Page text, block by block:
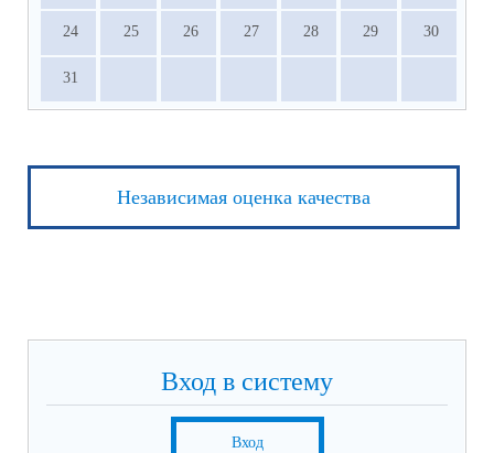
24 25 26 27 28 29 30
31
Независимая оценка качества
Вход в систему
Вход